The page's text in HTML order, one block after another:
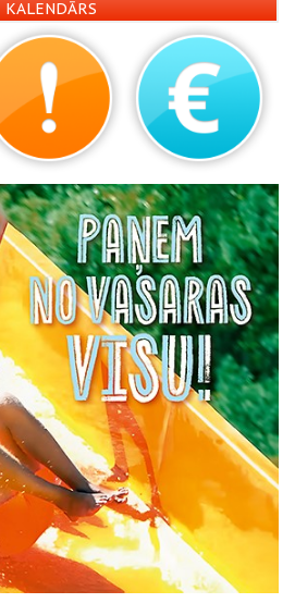
KALENDĀRS